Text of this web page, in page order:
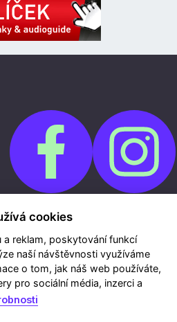
| RSS
cookies
a reklam, poskytování funkcí
naší návštěvnosti využíváme
o tom, jak náš web používáte,
pro sociální média, inzerci a